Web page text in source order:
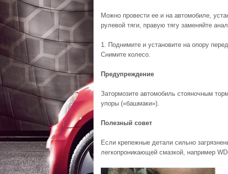
Можно провести ее и на автомобиле,
рулевой тяги, правую тягу заменяйте
1. Поднимите и установите на опору
Снимите колесо.
Предупреждение
Затормозите автомобиль стояночным
упоры («башмаки»).
Полезный совет
Если крепежные детали сильно
легкопроникающей смазкой, например